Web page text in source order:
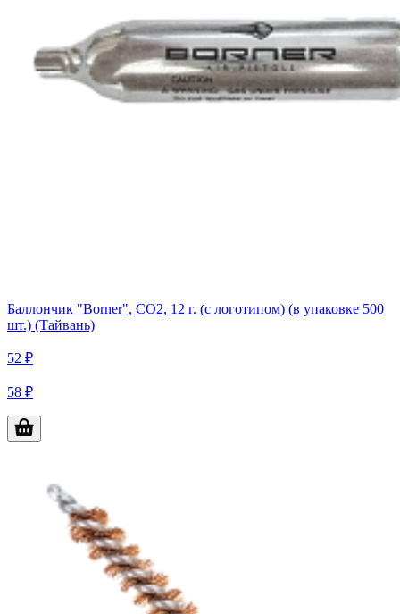
Баллончик "Borner", СО2, 12 г. (с логотипом) (в упаковке 500
шт.) (Тайвань)
52 ₽
58 ₽